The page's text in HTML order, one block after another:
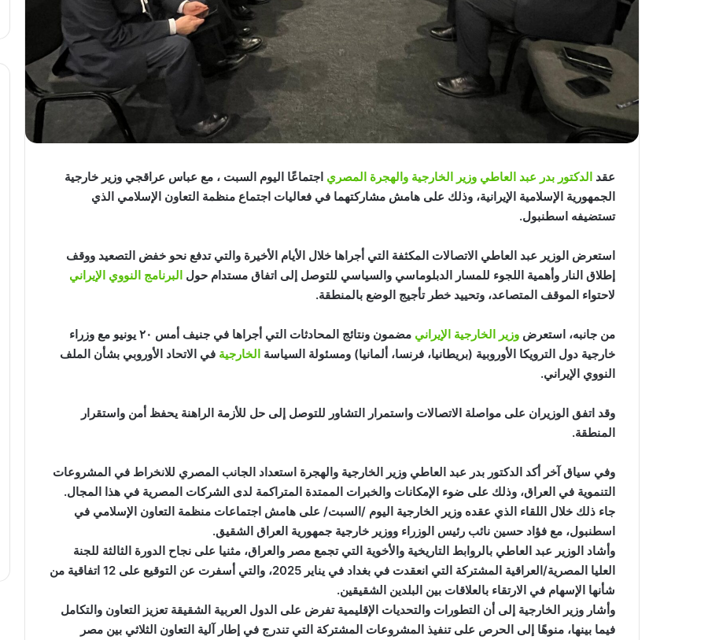
عقد الدكتور بدر عبد العاطي وزير الخارجية والهجرة المصري اجتماعًا اليوم السبت ، مع عباس عراقجي وزير خارجية
الجمهورية الإسلامية الإيرانية، وذلك على هامش مشاركتهما في فعاليات اجتماع منظمة التعاون الإسلامي الذي
تستضيفه اسطنبول.
استعرض الوزير عبد العاطي الاتصالات المكثفة التي أجراها خلال الأيام الأخيرة والتي تدفع نحو خفض التصعيد ووقف
إطلاق النار وأهمية اللجوء للمسار الدبلوماسي والسياسي للتوصل إلى اتفاق مستدام حول البرنامج النووي الإيراني
لاحتواء الموقف المتصاعد، وتحييد خطر تأجيج الوضع بالمنطقة.
من جانبه، استعرض وزير الخارجية الإيراني
مضمون ونتائج المحادثات التي أجراها في جنيف أمس ٢٠ يونيو مع وزراء
خارجية دول الترويكا الأوروبية (بريطانيا، فرنسا، ألمانيا) ومسئولة السياسة الخارجية في الاتحاد الأوروبي بشأن الملف
النووي الإيراني.
وقد اتفق الوزيران على مواصلة الاتصالات واستمرار التشاور للتوصل إلى حل للأزمة الراهنة يحفظ أمن واستقرار
المنطقة.
وفي سياق آخر أكد الدكتور بدر عبد العاطي وزير الخارجية والهجرة استعداد الجانب المصري للانخراط في المشروعات
التنموية في العراق، وذلك على ضوء الإمكانات والخبرات الممتدة المتراكمة لدى الشركات المصرية في هذا المجال.
جاء ذلك خلال اللقاء الذي عقده وزير الخارجية اليوم /السبت/ على هامش اجتماعات منظمة التعاون الإسلامي في
اسطنبول، مع فؤاد حسين نائب رئيس الوزراء ووزير خارجية جمهورية العراق الشقيق.
وأشاد الوزير عبد العاطي بالروابط التاريخية والأخوية التي تجمع مصر والعراق، مثنيا على نجاح الدورة الثالثة للجنة
العليا المصرية/العراقية المشتركة التي انعقدت في بغداد في يناير 2025، والتي أسفرت عن التوقيع على 12 اتفاقية من
شأنها الإسهام في الارتقاء بالعلاقات بين البلدين الشقيقين.
وأشار وزير الخارجية إلى أن التطورات والتحديات الإقليمية تفرض على الدول العربية الشقيقة تعزيز التعاون والتكامل
فيما بينها، منوهًا إلى الحرص على تنفيذ المشروعات المشتركة التي تندرج في إطار آلية التعاون الثلاثي بين مصر